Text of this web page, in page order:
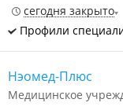
сегодня закрыто
Профили
Нэомед-Плюс
Медицинское